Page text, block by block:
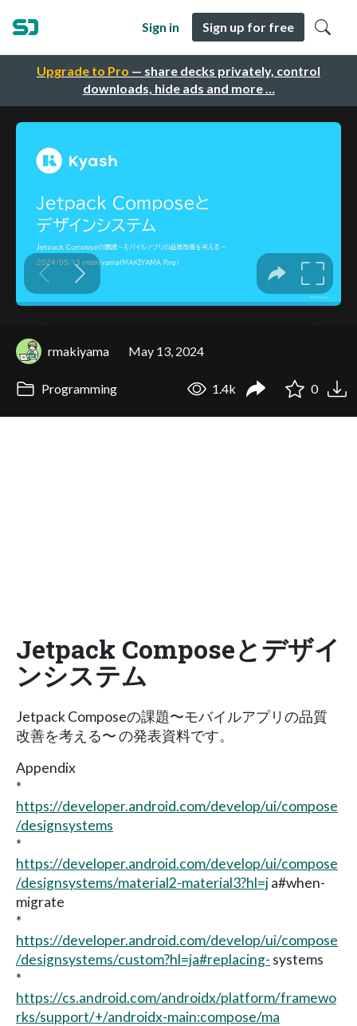
Upgrade to Pro — share decks privately, control
downloads, hide ads and more …
Sign in Sign up for free
rmakiyama May 13, 2024
Programming 1.4k 0
Jetpack Composeとデザイ
ンシステム
Jetpack Composeの課題〜モバイルアプリの品質
改善を考える〜 の発表資料です。
Appendix
*
https://developer.android.com/develop/ui/compose
/designsystems
*
https://developer.android.com/develop/ui/compose
/designsystems/material2-material3?hl=ja#when-
migrate
*
https://developer.android.com/develop/ui/compose
/designsystems/custom?hl=ja#replacing- systems
*
https://cs.android.com/androidx/platform/framewo
rks/support/+/androidx-main:compose/ma